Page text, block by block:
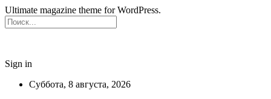
Ultimate magazine theme for WordPress.
Sign in
Суббота, 8 августа, 2026